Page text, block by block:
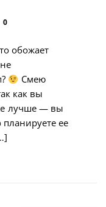
0
обожает
Смею
как вы
лучше — вы
ее